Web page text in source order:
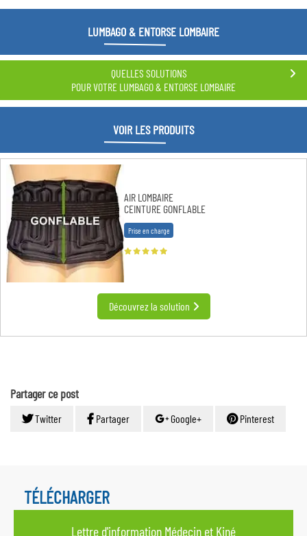
LUMBAGO & ENTORSE LOMBAIRE
QUELLES SOLUTIONS
POUR VOTRE LUMBAGO & ENTORSE LOMBAIRE
VOIR LES PRODUITS
AIR LOMBAIRE
CEINTURE GONFLABLE
Prise en charge
Découvrez la solution
Partager ce post
Twitter Partager Google+ Pinterest
TÉLÉCHARGER
Lettre d'information Médecin et Kiné